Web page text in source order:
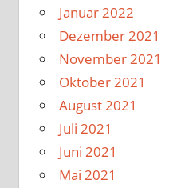
Januar 2022
Dezember 2021
November 2021
Oktober 2021
August 2021
Juli 2021
Juni 2021
Mai 2021